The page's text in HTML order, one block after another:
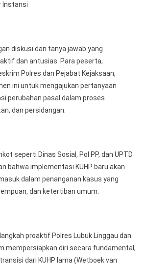
Instansi
diskusi dan tanya jawab yang
dan antusias. Para peserta,
Polres dan Pejabat Kejaksaan,
ini untuk mengajukan pertanyaan
perubahan pasal dalam proses
dan persidangan.
seperti Dinas Sosial, Pol PP, dan UPTD
bahwa implementasi KUHP baru akan
dalam penanganan kasus yang
dan ketertiban umum.
proaktif Polres Lubuk Linggau dan
mempersiapkan diri secara fundamental,
dari KUHP lama (Wetboek van